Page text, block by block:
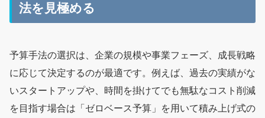
法を見極める
予算手法の選択は、企業の規模や事業フェーズ、成長戦略
に応じて決定するのが最適です。例えば、過去の実績がな
いスタートアップや、時間を掛けてでも無駄なコスト削減
を目指す場合は「ゼロベース予算」を用いて積み上げ式の